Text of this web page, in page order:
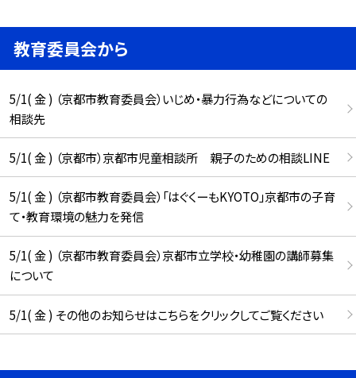
教育委員会から
5/1( 金 ) （京都市教育委員会）いじめ・暴力行為などについての
相談先
5/1( 金 ) （京都市）京都市児童相談所 親子のための相談LINE
5/1( 金 ) （京都市教育委員会）「はぐくーもKYOTO」京都市の子育
て・教育環境の魅力を発信
5/1( 金 ) （京都市教育委員会）京都市立学校・幼稚園の講師募集
について
5/1( 金 ) その他のお知らせはこちらをクリックしてご覧ください